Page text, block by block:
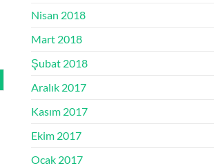
Nisan 2018
Mart 2018
Şubat 2018
Aralık 2017
Kasım 2017
Ekim 2017
Ocak 2017